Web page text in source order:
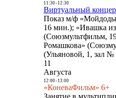
11:30- 12:30
Виртуальный
Показ м/ф
16 мин.); «Ивашка
(Союзмультфильм,
Ромашкова»
(Ульяновой, 1, зал №
11
Августа
12:00- 13:00
«КоневаФильм» 6+
Занятие в